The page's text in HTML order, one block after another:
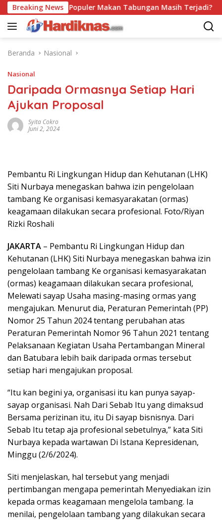
Langsung
ke
konten
Breaking News
Trend Populer Makan Tabungan Masih Terjadi? Ekonom
Beranda Nasional
Nasional
Daripada Ormasnya Setiap Hari
Ajukan Proposal
Syita Cokro
Juni 2, 2024
Pembantu Ri Lingkungan Hidup dan Kehutanan (LHK)
Siti Nurbaya menegaskan bahwa izin pengelolaan
tambang Ke organisasi kemasyarakatan (ormas)
keagamaan dilakukan secara profesional. Foto/Riyan
Rizki Roshali
JAKARTA – Pembantu Ri Lingkungan Hidup dan
Kehutanan (LHK) Siti Nurbaya menegaskan bahwa izin
pengelolaan tambang Ke organisasi kemasyarakatan
(ormas) keagamaan dilakukan secara profesional,
Melewati sayap Usaha masing-masing ormas yang
mengajukan. Menurut dia, Peraturan Pemerintah (PP)
Nomor 25 Tahun 2024 tentang perubahan atas
Peraturan Pemerintah Nomor 96 Tahun 2021 tentang
Pelaksanaan Kegiatan Usaha Pertambangan Mineral
dan Batubara lebih baik daripada ormas tersebut
setiap hari mengajukan proposal.
“Itu kan begini ya, organisasi itu kan punya sayap-
sayap organisasi. Nah Dari Sebab Itu yang dimaksud
Bersama perizinan itu, itu Di sayap bisnisnya. Dari
Sebab Itu tetap aja profesional sebetulnya,” kata Siti
Nurbaya kepada wartawan Di Istana Kepresidenan,
Minggu (2/6/2024).
Siti menjelaskan, hal tersebut yang menjadi
pertimbangan mengapa pemerintah Menyediakan izin
kepada ormas keagamaan mengelola tambang. Ia
menilai, pengelolaan tambang yang dilakukan secara